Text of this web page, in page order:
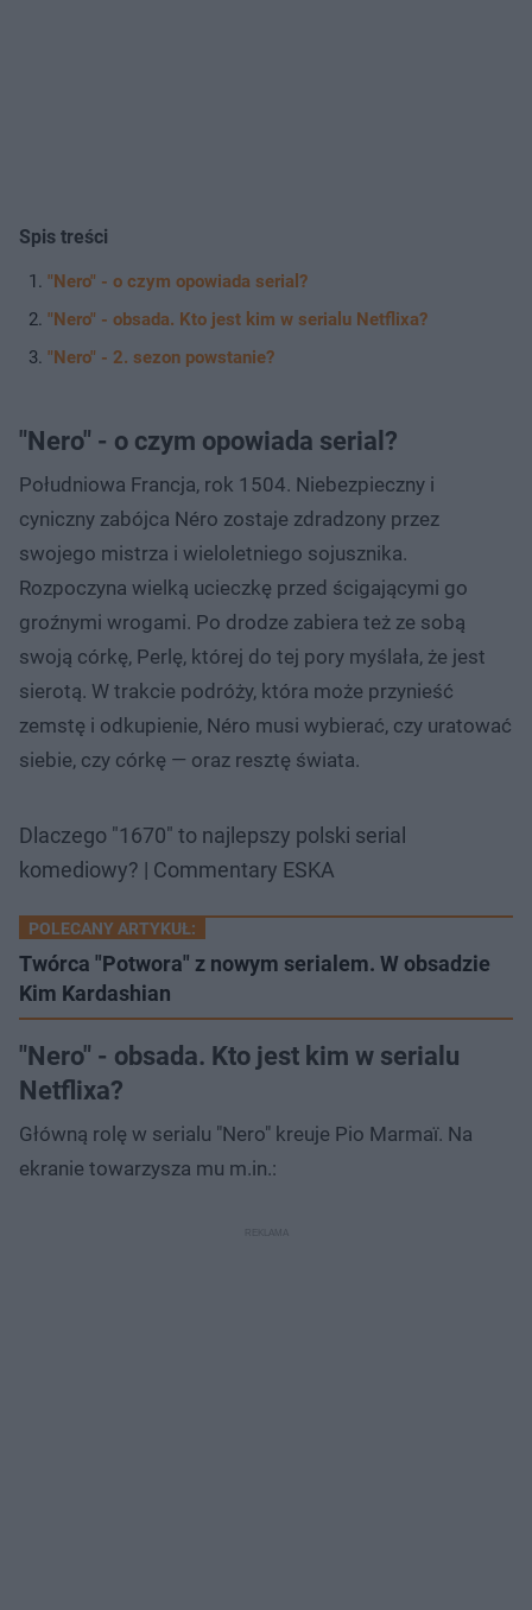
Spis treści
"Nero" - o czym opowiada serial?
"Nero" - obsada. Kto jest kim w serialu Netflixa?
"Nero" - 2. sezon powstanie?
"Nero" - o czym opowiada serial?
Południowa Francja, rok 1504. Niebezpieczny i
cyniczny zabójca Néro zostaje zdradzony przez
swojego mistrza i wieloletniego sojusznika.
Rozpoczyna wielką ucieczkę przed ścigającymi go
groźnymi wrogami. Po drodze zabiera też ze sobą
swoją córkę, Perlę, której do tej pory myślała, że jest
sierotą. W trakcie podróży, która może przynieść
zemstę i odkupienie, Néro musi wybierać, czy uratować
siebie, czy córkę — oraz resztę świata.
Dlaczego "1670" to najlepszy polski serial
komediowy? | Commentary ESKA
POLECANY ARTYKUŁ:
Twórca "Potwora" z nowym serialem. W obsadzie
Kim Kardashian
"Nero" - obsada. Kto jest kim w serialu
Netflixa?
Główną rolę w serialu "Nero" kreuje Pio Marmaï. Na
ekranie towarzysza mu m.in.: